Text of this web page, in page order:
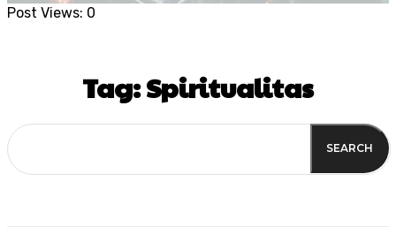
Post Views: 0
Tag:Spiritualitas
SEARCH